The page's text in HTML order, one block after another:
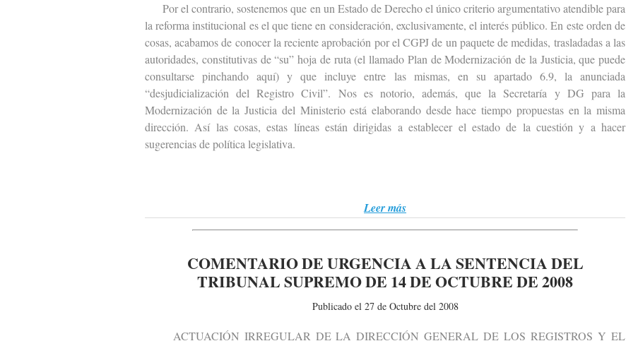
Por el contrario, sostenemos que en un Estado de Derecho el único criterio argumentativo atendible para
la reforma institucional es el que tiene en consideración, exclusivamente, el interés público. En este orden de
cosas, acabamos de conocer la reciente aprobación por el CGPJ de un paquete de medidas, trasladadas a las
autoridades, constitutivas de “su” hoja de ruta (el llamado Plan de Modernización de la Justicia, que puede
consultarse pinchando aquí) y que incluye entre las mismas, en su apartado 6.9, la anunciada
“desjudicialización del Registro Civil”. Nos es notorio, además, que la Secretaría y DG para la
Modernización de la Justicia del Ministerio está elaborando desde hace tiempo propuestas en la misma
dirección. Así las cosas, estas líneas están dirigidas a establecer el estado de la cuestión y a hacer
sugerencias de política legislativa.
Leer más
COMENTARIO DE URGENCIA A LA SENTENCIA DEL
TRIBUNAL SUPREMO DE 14 DE OCTUBRE DE 2008
Publicado el 27 de Octubre del 2008
ACTUACIÓN IRREGULAR DE LA DIRECCIÓN GENERAL DE LOS REGISTROS Y EL